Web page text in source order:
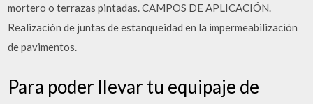
mortero o terrazas pintadas. CAMPOS DE APLICACIÓN.
Realización de juntas de estanqueidad en la impermeabilización
de pavimentos.
Para poder llevar tu equipaje de